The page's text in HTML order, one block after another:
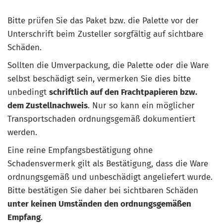
Bitte prüfen Sie das Paket bzw. die Palette vor der
Unterschrift beim Zusteller sorgfältig auf sichtbare
Schäden.
Sollten die Umverpackung, die Palette oder die Ware
selbst beschädigt sein, vermerken Sie dies bitte
unbedingt schriftlich auf den Frachtpapieren bzw.
dem Zustellnachweis. Nur so kann ein möglicher
Transportschaden ordnungsgemäß dokumentiert
werden.
Eine reine Empfangsbestätigung ohne
Schadensvermerk gilt als Bestätigung, dass die Ware
ordnungsgemäß und unbeschädigt angeliefert wurde.
Bitte bestätigen Sie daher bei sichtbaren Schäden
unter keinen Umständen den ordnungsgemäßen
Empfang.